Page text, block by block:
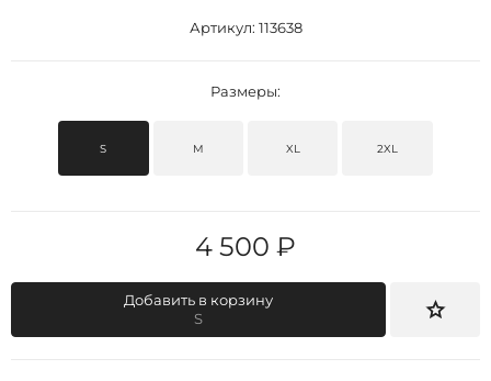
Артикул: 113638
Размеры:
S M XL 2XL
4 500 ₽
Добавить в корзину
S